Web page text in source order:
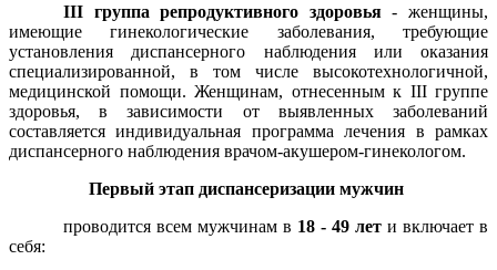
III группа репродуктивного здоровья- женщины,
имеющие гинекологические заболевания, требующие
установления диспансерного наблюдения или оказания
специализированной, в том числе высокотехнологичной,
медицинской помощи. Женщинам, отнесенным к III группе
здоровья, в зависимости от выявленных заболеваний
составляется индивидуальная программа лечения в рамках
диспансерного наблюдения врачом-акушером-гинекологом.
Первый этап диспансеризации мужчин
проводится всем мужчинам в 18 - 49 лет и включает в
себя: